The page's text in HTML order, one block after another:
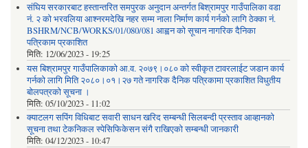
संघिय सरकारबाट हस्तान्तरित समपुरक अनुदान अन्तर्गत बिश्रामपुर गाउँपालिका वडा
नं. २ को भरवलिया आश्नरमदेखि नहर सम्म नाला निर्माण कार्य गर्नको लागि ठेक्का नं.
BSHRM/NCB/WORKS/01/080/081 आह्वन को सूचान नागरिक दैनिका
पत्रिकाम प्रकाशित
मिति: 12/06/2023 - 19:25
यस बिश्रामपुर गाउँपालिकाको आ.व. २०७९।०८० को स्वीकृत टावरलाईट जडान कार्य
गर्नको लागि मिति २०८०।०१।२७ गते नागरिक दैनिक पत्रिकामा प्रकाशित विधुतीय
बोलपत्रको सूचना ।
मिति: 05/10/2023 - 11:02
क्याटलग सपिंग विधिबाट सवारी साधन खरिद सम्बन्धी सिलबन्दी प्रस्ताव आव्हानको
सूचना तथा टेकनिकल स्पेसिफिकेसन संगै राखिएको सम्बन्धी जानकारी
मिति: 04/12/2023 - 10:47